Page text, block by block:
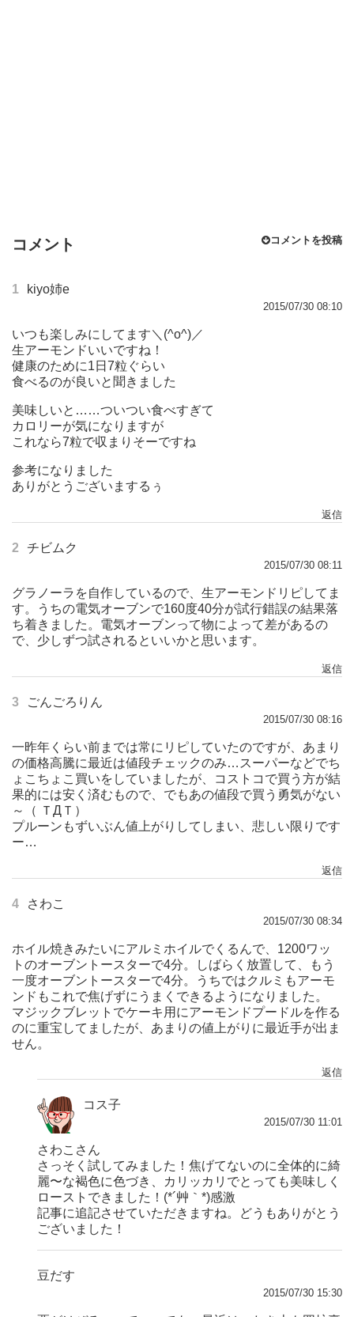
コメント コメントを投稿
1 kiyo姉e
2015/07/30 08:10
いつも楽しみにしてます＼(^o^)／
生アーモンドいいですね！
健康のために1日7粒ぐらい
食べるのが良いと聞きました
美味しいと……ついつい食べすぎて
カロリーが気になりますが
これなら7粒で収まりそーですね
参考になりました
ありがとうございまするぅ
返信
2 チビムク
2015/07/30 08:11
グラノーラを自作しているので、生アーモンドリピしてま
す。うちの電気オーブンで160度40分が試行錯誤の結果落
ち着きました。電気オーブンって物によって差があるの
で、少しずつ試されるといいかと思います。
返信
3 ごんごろりん
2015/07/30 08:16
一昨年くらい前までは常にリピしていたのですが、あまり
の価格高騰に最近は値段チェックのみ…スーパーなどでち
ょこちょこ買いをしていましたが、コストコで買う方が結
果的には安く済むもので、でもあの値段で買う勇気がない
～（ ＴДＴ）
プルーンもずいぶん値上がりしてしまい、悲しい限りです
ー…
返信
4 さわこ
2015/07/30 08:34
ホイル焼きみたいにアルミホイルでくるんで、1200ワッ
トのオーブントースターで4分。しばらく放置して、もう
一度オーブントースターで4分。うちではクルミもアーモ
ンドもこれで焦げずにうまくできるようになりました。
マジックブレットでケーキ用にアーモンドプードルを作る
のに重宝してましたが、あまりの値上がりに最近手が出ま
せん。
返信
コス子
2015/07/30 11:01
さわこさん
さっそく試してみました！焦げてないのに全体的に綺
麗〜な褐色に色づき、カリッカリでとっても美味しく
ローストできました！(*´艸｀*)感激
記事に追記させていただきますね。どうもありがとう
ございました！
豆だす
2015/07/30 15:30